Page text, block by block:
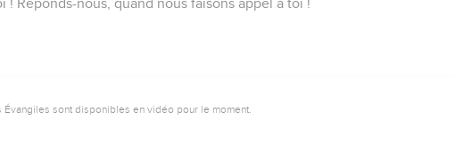
! Réponds-nous, quand nous faisons appel à toi !
Évangiles sont disponibles en vidéo pour le moment.